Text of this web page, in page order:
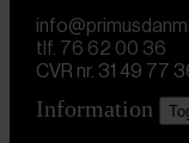
tlf. 76 62 00 36
CVR nr. 31 49 77
Information